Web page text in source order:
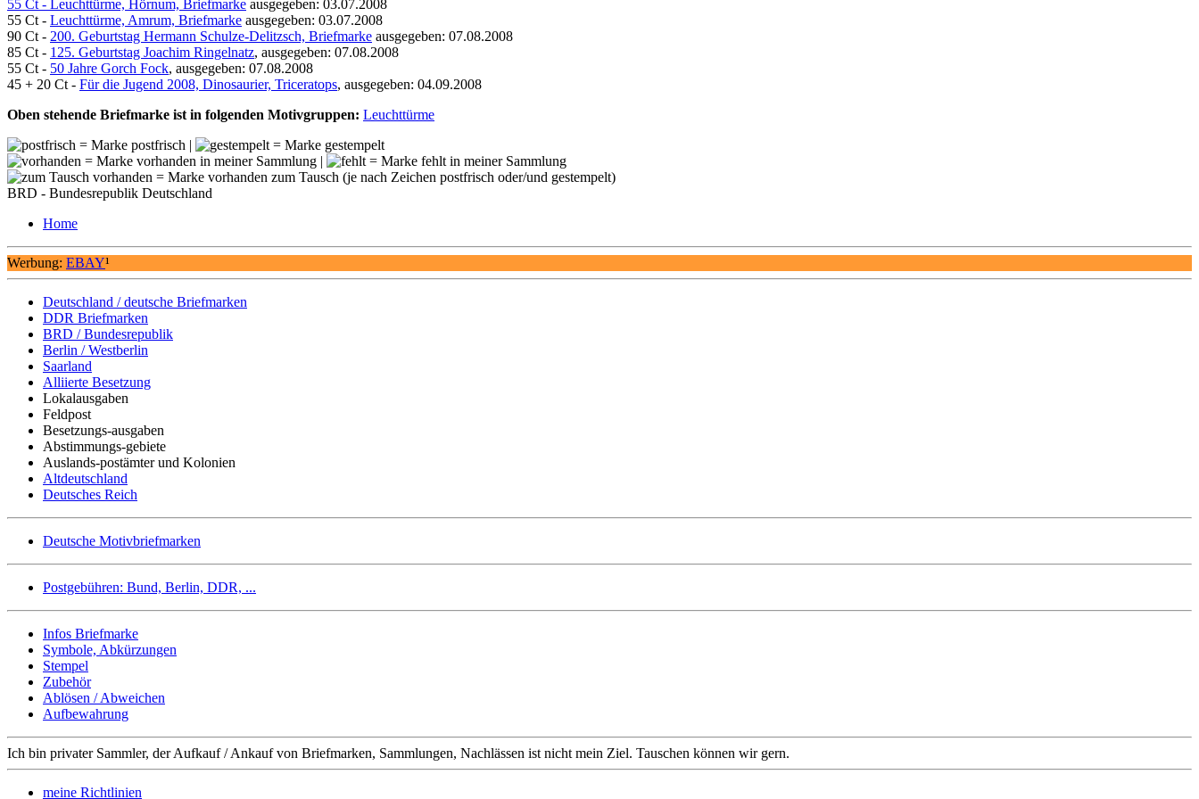
55 Ct - Leuchttürme, Hörnum, Briefmarke ausgegeben: 03.07.2008
55 Ct - Leuchttürme, Amrum, Briefmarke ausgegeben: 03.07.2008
90 Ct - 200. Geburtstag Hermann Schulze-Delitzsch, Briefmarke ausgegeben: 07.08.2008
85 Ct - 125. Geburtstag Joachim Ringelnatz, ausgegeben: 07.08.2008
55 Ct - 50 Jahre Gorch Fock, ausgegeben: 07.08.2008
45 + 20 Ct - Für die Jugend 2008, Dinosaurier, Triceratops, ausgegeben: 04.09.2008
Oben stehende Briefmarke ist in folgenden Motivgruppen: Leuchttürme
= Marke postfrisch |
= Marke gestempelt
= Marke vorhanden in meiner Sammlung |
= Marke fehlt in meiner Sammlung
= Marke vorhanden zum Tausch (je nach Zeichen postfrisch oder/und gestempelt)
BRD - Bundesrepublik Deutschland
Home
Werbung: EBAY¹
Deutschland / deutsche Briefmarken
DDR Briefmarken
BRD / Bundesrepublik
Berlin / Westberlin
Saarland
Alliierte Besetzung
Lokalausgaben
Feldpost
Besetzungs-ausgaben
Abstimmungs-gebiete
Auslands-postämter und Kolonien
Altdeutschland
Deutsches Reich
Deutsche Motivbriefmarken
Postgebühren: Bund, Berlin, DDR, ...
Infos Briefmarke
Symbole, Abkürzungen
Stempel
Zubehör
Ablösen / Abweichen
Aufbewahrung
Ich bin privater Sammler, der Aufkauf / Ankauf von Briefmarken, Sammlungen, Nachlässen ist nicht mein Ziel. Tauschen können wir gern.
meine Richtlinien